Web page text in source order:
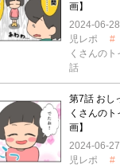
画】
2024-06-28
児レポ
くさんの
話
第7話 おし
くさんの
画】
2024-06-27
児レポ